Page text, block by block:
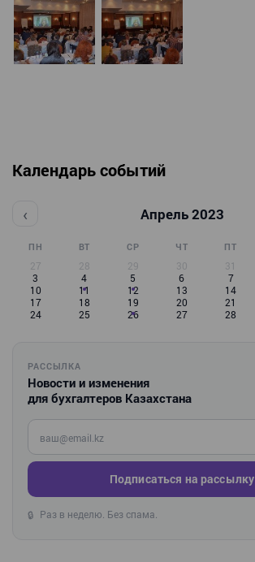
Календарь событий
‹ Апрель 2023
ПН ВТ СР ЧТ ПТ
27 28 29 30 31
3
4 5 6 7
10
11 12 13 14
17
18 19 20 21
24
25 26 27 28
РАССЫЛКА
Новости и изменения
для бухгалтеров Казахстана
Введите ваш e-mail
Подписаться на рассылку
🔒 Раз в неделю. Без спама.